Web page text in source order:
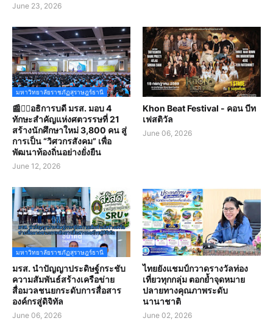
June 23, 2026
มหาวิทยาลัยราชภัฏสุราษฎร์ธานี
📰✍🏻อธิการบดี มรส. มอบ 4
ทักษะสำคัญแห่งศตวรรษที่ 21
สร้างนักศึกษาใหม่ 3,800 คน สู่
การเป็น “วิศวกรสังคม” เพื่อ
พัฒนาท้องถิ่นอย่างยั่งยืน
June 12, 2026
Khon Beat Festival - คอน บีท
เฟสติวัล
June 06, 2026
มหาวิทยาลัยราชภัฏสุราษฎร์ธานี
มรส. นำปัญญาประดิษฐ์กระชับ
ความสัมพันธ์สร้างเครือข่าย
สื่อมวลชนยกระดับการสื่อสาร
องค์กรสู่ดิจิทัล
June 06, 2026
ไทยยังแชมป์กวาดรางวัลท่อง
เที่ยวทุกกลุ่ม ตอกย้ำจุดหมาย
ปลายทางคุณภาพระดับ
นานาชาติ
June 02, 2026